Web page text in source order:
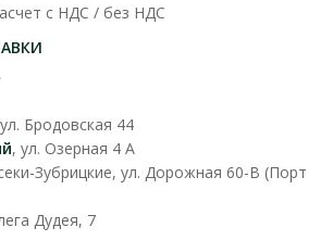
с НДС / без НДС
Бродовская 44
, ул. Озерная 4 А
Зубрицкие, ул. Дорожная 60-В (Порт
Дудея, 7